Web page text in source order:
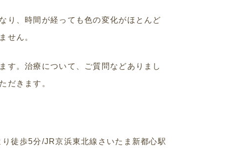
り、時間が経っても色の変化がほとんど
せん。
す。治療について、ご質問などありまし
だきます。
り徒歩5分/JR京浜東北線さいたま新都心駅